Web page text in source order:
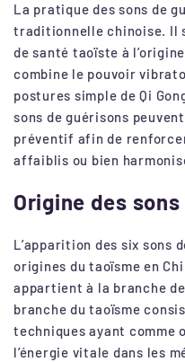
La pratique des sons de
traditionnelle chinoise. Il
de santé taoïste à
combine le pouvoir
postures simple de Qi
sons de guérisons
préventif afin de
affaiblis ou bien
Origine des
L’apparition des six sons
origines du taoïsme en
appartient à la branche
branche du taoïsme
techniques ayant
l’énergie vitale dans les